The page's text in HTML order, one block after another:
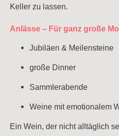
Keller zu lassen.
Anlässe – Für ganz große
Jubiläen & Meilensteine
große Dinner
Sammlerabende
Weine mit emotionalem
Ein Wein, der nicht alltäglich